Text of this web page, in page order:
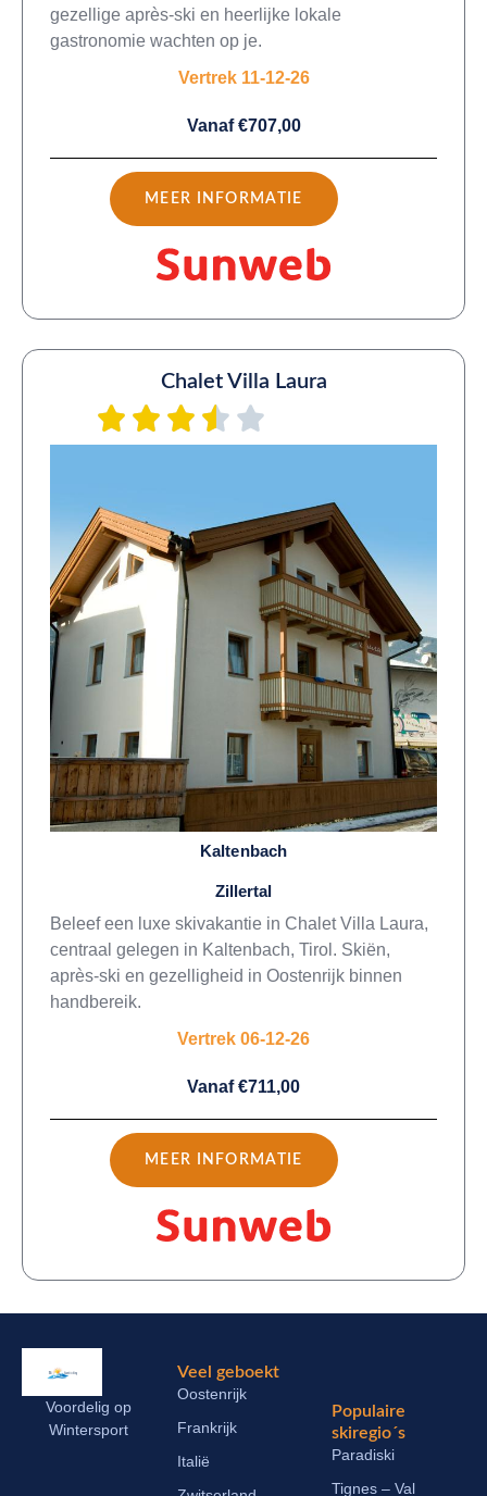
gezellige après-ski en heerlijke lokale
gastronomie wachten op je.
Vertrek 11-12-26
Vanaf €707,00
MEER INFORMATIE
Chalet Villa Laura
Kaltenbach
Zillertal
Beleef een luxe skivakantie in Chalet Villa Laura,
centraal gelegen in Kaltenbach, Tirol. Skiën,
après-ski en gezelligheid in Oostenrijk binnen
handbereik.
Vertrek 06-12-26
Vanaf €711,00
MEER INFORMATIE
Voordelig op
Wintersport
Veel geboekt
Oostenrijk
Frankrijk
Italië
Populaire
skiregio´s
Paradiski
Tignes – Val